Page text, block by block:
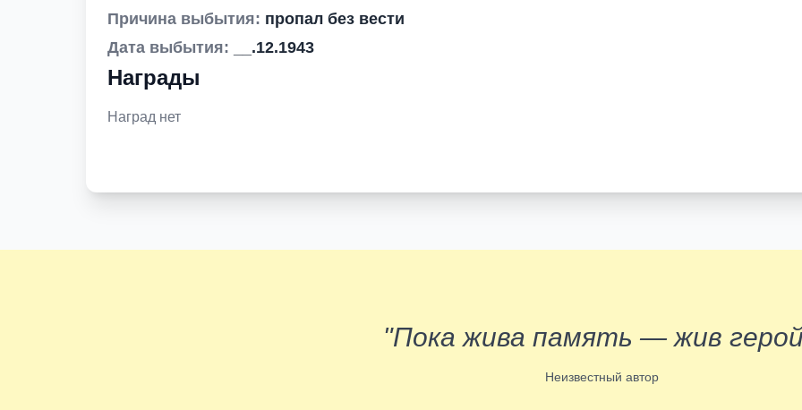
Причина выбытия: пропал без вести
Дата выбытия:
__.12.1943
Награды
Наград нет
"Пока жива память — жив
Неизвестный автор